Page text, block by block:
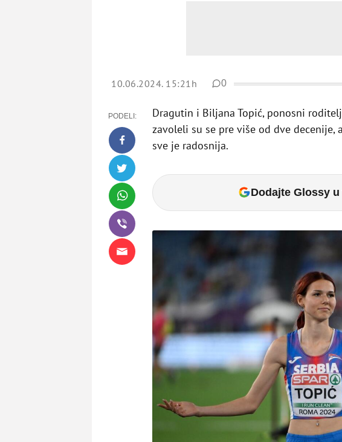
10.06.2024. 15:21h 0
PODELI:
Dragutin i Biljana Topić, ponosni
zavoleli su se pre više od dve decenije,
sve je radosnija.
Dodajte Glossy